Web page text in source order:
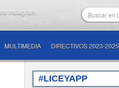
Instagram
MULTIMEDIA DIRECTIVOS 2023-2025
#LICEYAPP